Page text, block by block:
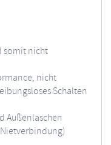
somit nicht
nicht
Schalten
Außenlaschen